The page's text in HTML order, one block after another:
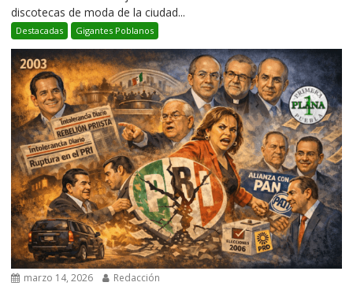
discotecas de moda de la ciudad...
Destacadas Gigantes Poblanos
marzo 14, 2026 Redacción